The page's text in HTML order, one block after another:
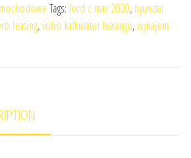
Tags: ford c max 2020, hyundai
leasing, volvo kalkulator leasingu, wynajem